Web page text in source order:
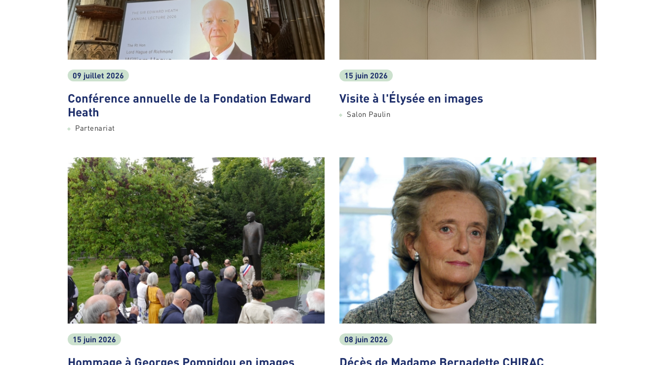
09 juillet 2026
Conférence annuelle de la Fondation Edward
Heath
Partenariat
15 juin 2026
Visite à l'Élysée en images
Salon Paulin
15 juin 2026
Hommage à Georges Pompidou en images
08 juin 2026
Décès de Madame Bernadette CHIRAC